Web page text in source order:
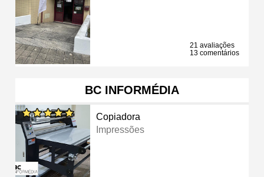
21 avaliações
13 comentários
BC INFORMÉDIA
Copiadora
Impressões